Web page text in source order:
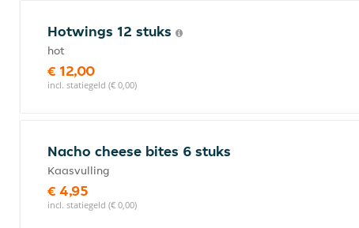
Hotwings 12 stuks
hot
€ 12,00
incl. statiegeld (€ 0,00)
Nacho cheese bites 6 stuks
Kaasvulling
€ 4,95
incl. statiegeld (€ 0,00)